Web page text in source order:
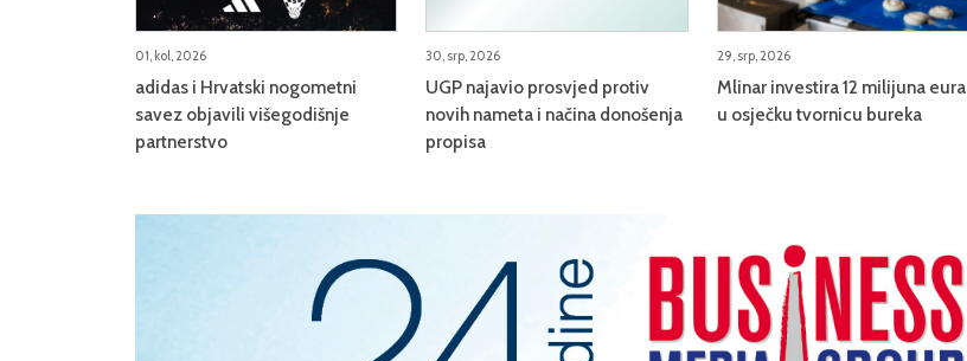
01, kol, 2026
adidas i Hrvatski nogometni
savez objavili višegodišnje
partnerstvo
30, srp, 2026
UGP najavio prosvjed protiv
novih nameta i načina donošenja
propisa
29, srp, 2026
Mlinar investira 12 milijuna eura
u osječku tvornicu bureka